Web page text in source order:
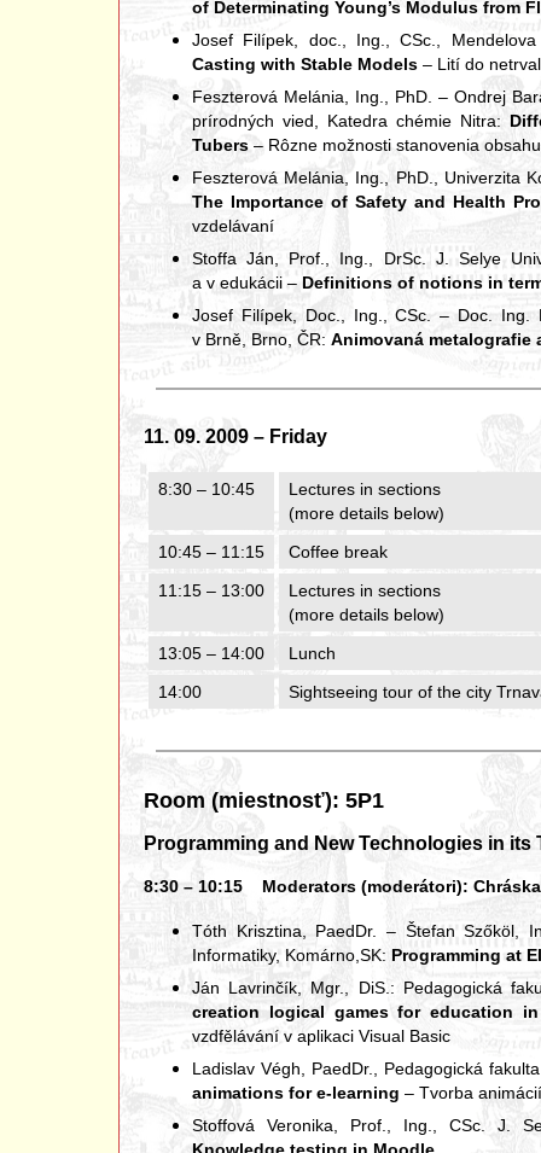
of Determinating Young’s Modulus from
Josef Filípek, doc., Ing., CSc.,
Casting with Stable Models – Lití do
Feszterová Melánia, Ing., PhD. – Ondrej
prírodných vied, Katedra chémie Nitra:
Tubers – Rôzne možnosti stanovenia
Feszterová Melánia, Ing., PhD., Univerzita
The Importance of Safety and Health
vzdelávaní
Stoffa Ján, Prof., Ing., DrSc. J. Selye
a v edukácii – Definitions of notions in
Josef Filípek, Doc., Ing., CSc. – Doc. Ing.
v Brně, Brno, ČR: Animovaná metalografie
11. 09. 2009 – Friday
8:30 – 10:45
Lectures in sections
(more details below)
10:45 – 11:15
Coffee break
11:15 – 13:00
Lectures in sections
(more details below)
13:05 – 14:00
Lunch
14:00
Sightseeing tour of the city
Room (miestnosť): 5P1
Programming and New Technologies in its
8:30 – 10:15 Moderators (moderátori):
Tóth Krisztina, PaedDr. – Štefan Szőköl,
Informatiky, Komárno,SK: Programming at
Ján Lavrinčík, Mgr., DiS.: Pedagogická
creation logical games for education
vzdfělávání v aplikaci Visual Basic
Ladislav Végh, PaedDr., Pedagogická
animations for e-learning – Tvorba
Stoffová Veronika, Prof., Ing., CSc. J.